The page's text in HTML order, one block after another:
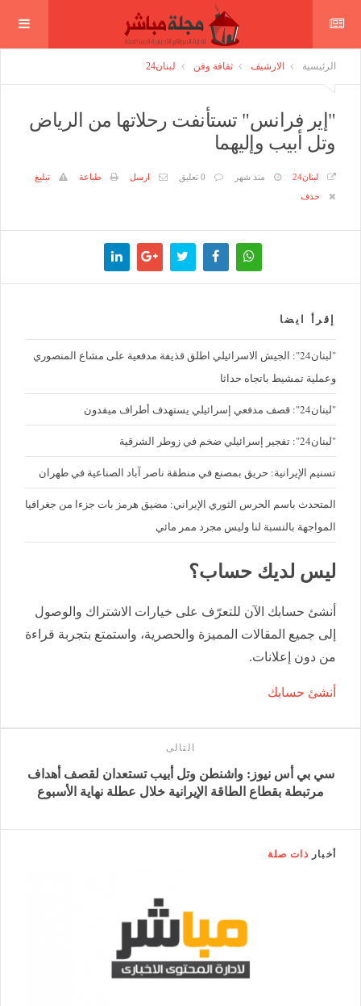
الرئيسية الارشيف ثقافة وفن لبنان24
"إير فرانس" تستأنفت رحلاتها من الرياض
وتل أبيب وإليهما
لبنان24 منذ شهر 0 تعليق ارسل طباعة
تبليغ
حذف
إقرأ ايضا
"لبنان24": الجيش الاسرائيلي اطلق قذيفة مدفعية على مشاع المنصوري
وعملية تمشيط باتجاه حداثا
"لبنان24": قصف مدفعي إسرائيلي يستهدف أطراف ميفدون
"لبنان24": تفجير إسرائيلي ضخم في زوطر الشرقية
تسنيم الإيرانية: حريق بمصنع في منطقة ناصر آباد الصناعية في طهران
المتحدث باسم الحرس الثوري الإيراني: مضيق هرمز بات جزءا من جغرافيا
المواجهة بالنسبة لنا وليس مجرد ممر مائي
ليس لديك حساب؟
أنشئ حسابك الآن للتعرّف على خيارات الاشتراك والوصول
إلى جميع المقالات المميزة والحصرية، واستمتع بتجربة قراءة
من دون إعلانات.
أنشئ حسابك
التالى
سي بي أس نيوز: واشنطن وتل أبيب تستعدان لقصف أهداف
مرتبطة بقطاع الطاقة الإيرانية خلال عطلة نهاية الأسبوع
أخبار ذات صلة